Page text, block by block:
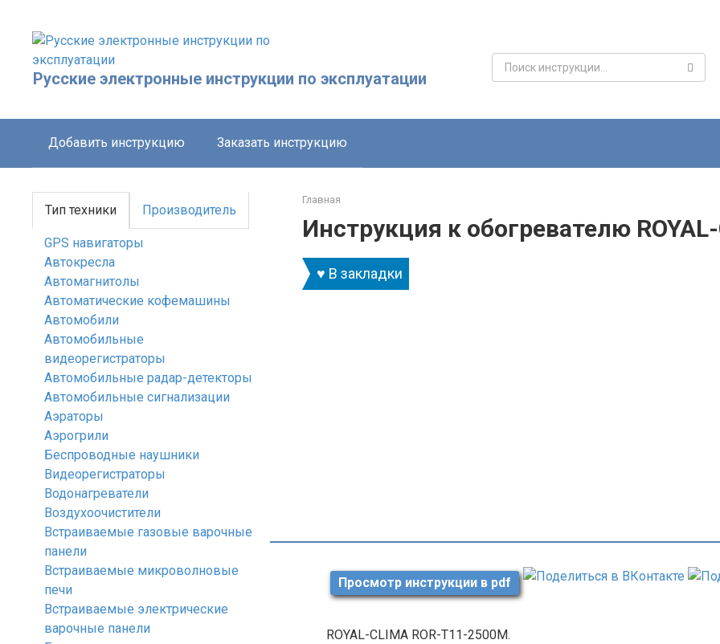
контенту
Русские электронные инструкции по эксплуатации
Поиск:
Добавить инструкцию Заказать инструкцию
Главная
Инструкция к обогревателю
♥ В закладки
Просмотр инструкции в pdf
ROYAL-CLIMA ROR-T11-2500M.
Тип техники Производитель
GPS навигаторы
Автокресла
Автомагнитолы
Автоматические кофемашины
Автомобили
Автомобильные
видеорегистраторы
Автомобильные радар-детекторы
Автомобильные сигнализации
Аэраторы
Аэрогрили
Беспроводные наушники
Видеорегистраторы
Водонагреватели
Воздухоочистители
Встраиваемые газовые варочные
панели
Встраиваемые микроволновые
печи
Встраиваемые электрические
варочные панели